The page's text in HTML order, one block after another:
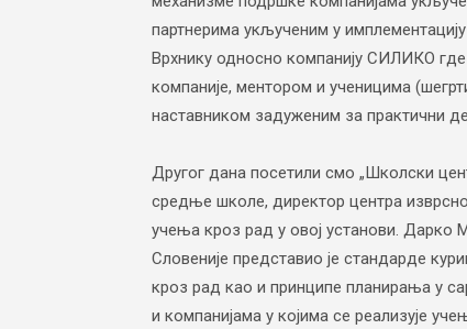
партнерима укљученим у
Врхнику односно компанију СИЛИКО
компаније, ментором и ученицима
наставником задуженим за практични
Другог дана посетили смо „Школски
средње школе, директор центра
учења кроз рад у овој установи. Дарко
Словеније представио је стандарде
кроз рад као и принципе планирања у
и компанијама у којима се реализује